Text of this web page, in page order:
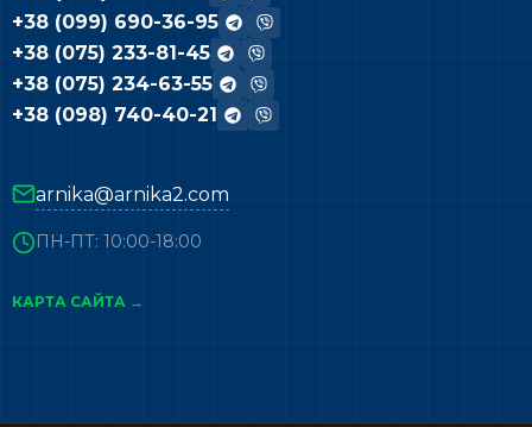
+38 (099) 690-36-95
+38 (075) 233-81-45
+38 (075) 234-63-55
+38 (098) 740-40-21
arnika@arnika2.com
ПН-ПТ: 10:00-18:00
КАРТА САЙТА →